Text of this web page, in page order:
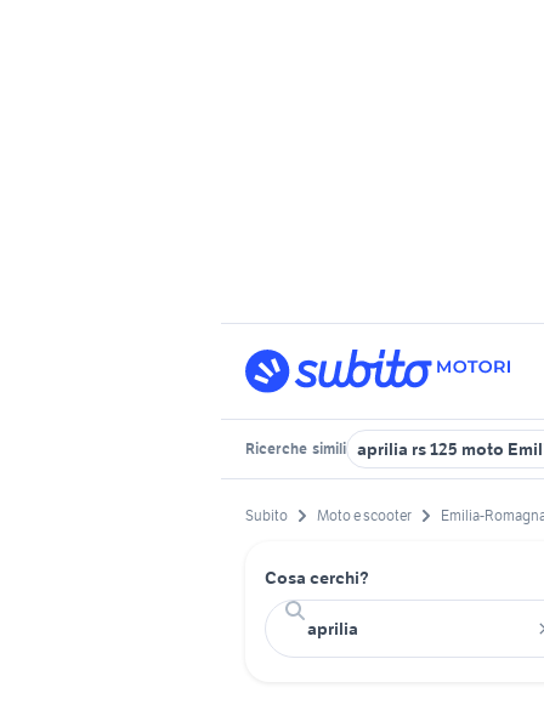
Ricerche simili aprilia rs 125 moto
Subito Moto e scooter Emilia-
Cosa cerchi?